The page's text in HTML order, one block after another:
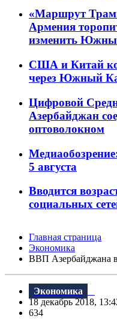
«Маршрут
Армения
изменить
США и Китай
через Южный
Цифровой
Азербайджан
оптоволокном
5 августа
Вводится
социальных
Главная страница
Экономика
ВВП Азербайджана
Экономика
18 декабрь 2018,
634